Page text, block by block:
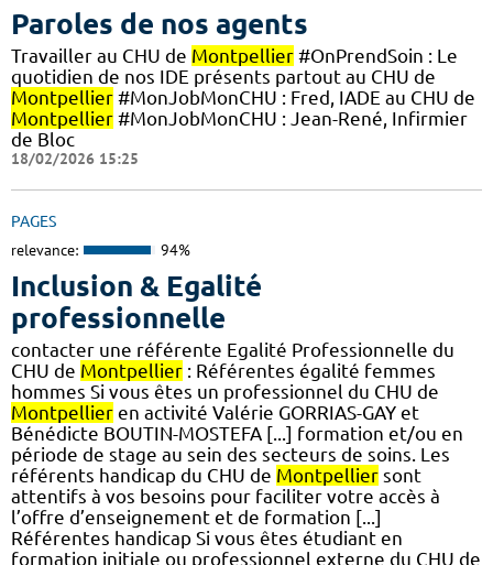
Paroles de nos agents
Travailler au CHU de Montpellier #OnPrendSoin : Le
quotidien de nos IDE présents partout au CHU de
Montpellier #MonJobMonCHU : Fred, IADE au CHU de
Montpellier #MonJobMonCHU : Jean-René, Infirmier
de Bloc
18/02/2026 15:25
PAGES
relevance: 94%
Inclusion & Egalité
professionnelle
contacter une référente Egalité Professionnelle du
CHU de Montpellier : Référentes égalité femmes
hommes Si vous êtes un professionnel du CHU de
Montpellier en activité Valérie GORRIAS-GAY et
Bénédicte BOUTIN-MOSTEFA [...] formation et/ou en
période de stage au sein des secteurs de soins. Les
référents handicap du CHU de Montpellier sont
attentifs à vos besoins pour faciliter votre accès à
l’offre d’enseignement et de formation [...]
Référentes handicap Si vous êtes étudiant en
formation initiale ou professionnel externe du CHU de